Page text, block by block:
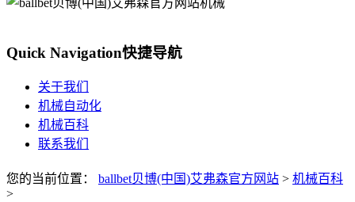
Quick Navigation快捷导航
关于我们
机械自动化
机械百科
联系我们
您的当前位置： ballbet贝博(中国)艾弗森官方网站 > 机械百科
>